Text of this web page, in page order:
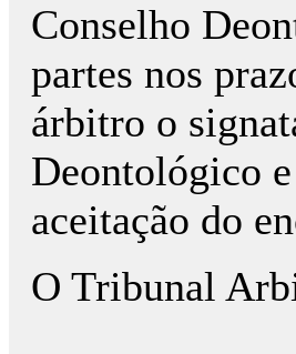
Conselho
partes nos
árbitro o
Deontológico
aceitação do
O Tribunal